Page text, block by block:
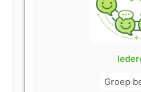
Groep